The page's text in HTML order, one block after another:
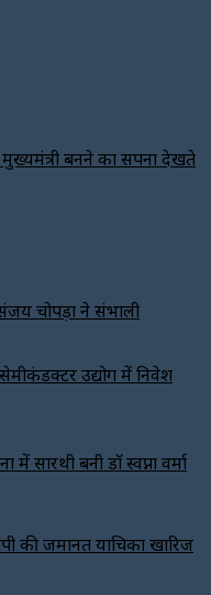
मुख्यमंत्री बनने का सपना देखते
चोपड़ा ने संभाली
उद्योग में निवेश
सारथी बनी डाॅ स्वप्ना वर्मा
की जमानत याचिका खारिज